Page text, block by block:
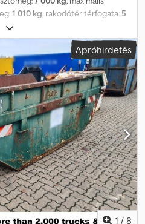
1 010 kg, rakodótér térfogata: 5
mm
1 001 km, első
, hajtástípus:egyéb, vezetőfülke:
acél felépítmény, billenőajtó.
fedéllel, kb. 5 m³. AZ
GARANCIA NÉLKÜL,
tévedés jogának fenntartásával!
Apróhirdetés
1 / 8